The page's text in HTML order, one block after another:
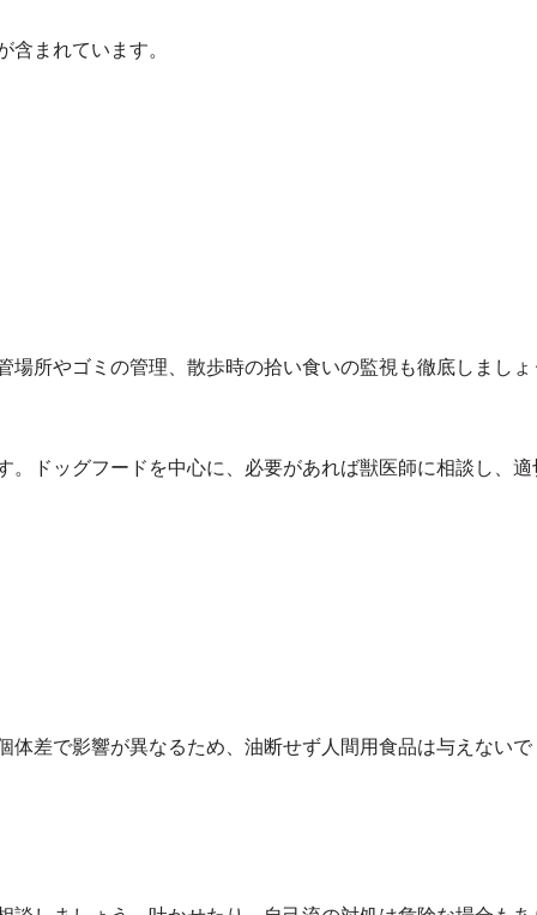
まれています。
所やゴミの管理、散歩時の拾い食いの監視も徹底しまし
ドッグフードを中心に、必要があれば獣医師に相談し、
差で影響が異なるため、油断せず人間用食品は与えない